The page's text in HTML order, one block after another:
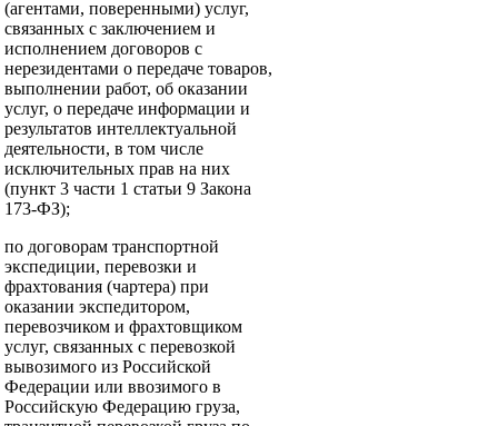
(агентами, поверенными) услуг,
связанных с заключением и
исполнением договоров с
нерезидентами о передаче товаров,
выполнении работ, об оказании
услуг, о передаче информации и
результатов интеллектуальной
деятельности, в том числе
исключительных прав на них
(пункт 3 части 1 статьи 9 Закона
173-ФЗ);
по договорам транспортной
экспедиции, перевозки и
фрахтования (чартера) при
оказании экспедитором,
перевозчиком и фрахтовщиком
услуг, связанных с перевозкой
вывозимого из Российской
Федерации или ввозимого в
Российскую Федерацию груза,